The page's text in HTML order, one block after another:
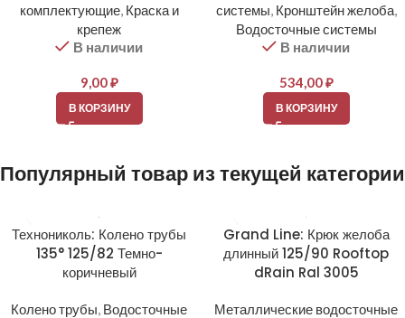
комплектующие, Краска и
крепеж
В наличии
9,00₽
В КОРЗИНУ
системы, Кронштейн желоба,
Водосточные системы
В наличии
534,00₽
В КОРЗИНУ
Популярный товар из текущей категории
Технониколь: Колено трубы
135° 125/82 Темно-
коричневый
Колено трубы, Водосточные
Grand Line: Крюк желоба
длинный 125/90 Rooftop
dRain Ral 3005
Металлические водосточные